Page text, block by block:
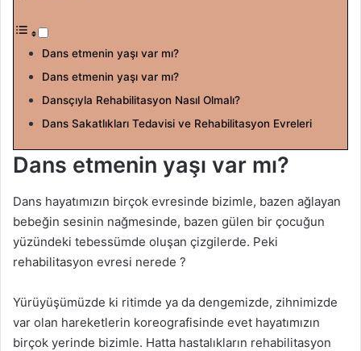
a
g
d
e
m
Dans etmenin yaşı var mı?
Dans etmenin yaşı var mı?
Dansçıyla Rehabilitasyon Nasıl Olmalı?
Dans Sakatlıkları Tedavisi ve Rehabilitasyon Evreleri
Dans etmenin yaşı var mı?
Dans hayatımızın birçok evresinde bizimle, bazen ağlayan
bebeğin sesinin nağmesinde, bazen gülen bir çocuğun
yüzündeki tebessümde oluşan çizgilerde. Peki
rehabilitasyon evresi nerede ?
Yürüyüşümüzde ki ritimde ya da dengemizde, zihnimizde
var olan hareketlerin koreografisinde evet hayatımızın
birçok yerinde bizimle. Hatta hastalıkların rehabilitasyon